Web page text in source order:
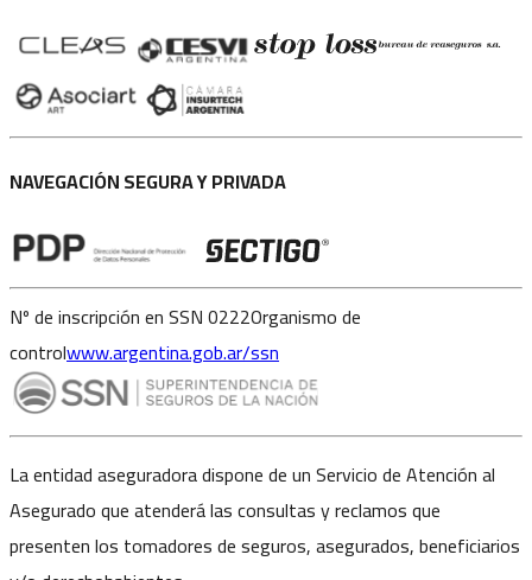
NAVEGACIÓN SEGURA Y PRIVADA
Nº de inscripción en SSN 0222Organismo de
controlwww.argentina.gob.ar/ssn
La entidad aseguradora dispone de un Servicio de Atención al
Asegurado que atenderá las consultas y reclamos que
presenten los tomadores de seguros, asegurados, beneficiarios